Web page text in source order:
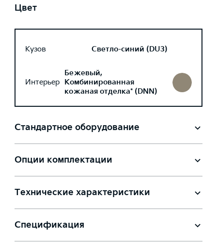
Цвет
Кузов Светло-синий (DU3)
Интерьер
Бежевый,
Комбинированная
кожаная отделка* (DNN)
Стандартное оборудование
Опции комплектации
Технические характеристики
Спецификация